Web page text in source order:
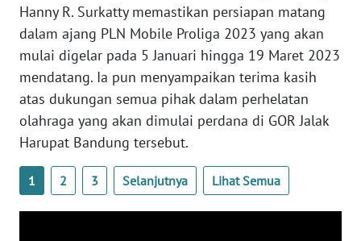
Hanny R. Surkatty memastikan persiapan matang
dalam ajang PLN Mobile Proliga 2023 yang akan
mulai digelar pada 5 Januari hingga 19 Maret 2023
mendatang. Ia pun menyampaikan terima kasih
atas dukungan semua pihak dalam perhelatan
olahraga yang akan dimulai perdana di GOR Jalak
Harupat Bandung tersebut.
1 2 3 Selanjutnya Lihat Semua
JOGJA
WN
JATIM
WN
BALI